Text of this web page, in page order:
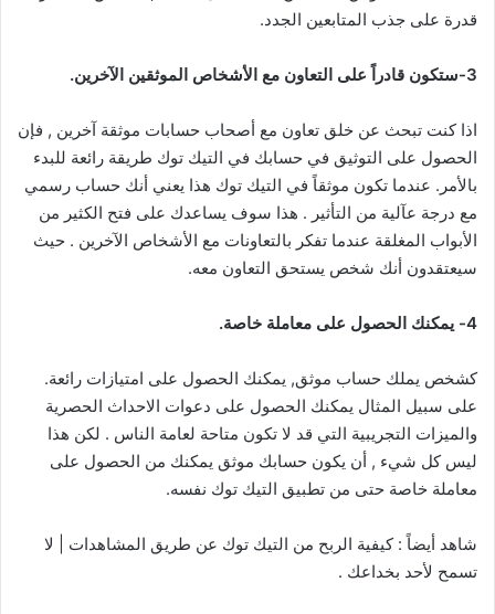
قدرة على جذب المتابعين الجدد.
3-ستكون قادراً على التعاون مع الأشخاص الموثقين الآخرين.
اذا كنت تبحث عن خلق تعاون مع أصحاب حسابات موثقة آخرين , فإن
الحصول على التوثيق في حسابك في التيك توك طريقة رائعة للبدء
بالأمر. عندما تكون موثقاً في التيك توك هذا يعني أنك حساب رسمي
مع درجة عآلية من التأثير . هذا سوف يساعدك على فتح الكثير من
الأبواب المغلقة عندما تفكر بالتعاونات مع الأشخاص الآخرين . حيث
سيعتقدون أنك شخص يستحق التعاون معه.
4- يمكنك الحصول على معاملة خاصة.
كشخص يملك حساب موثق, يمكنك الحصول على امتيازات رائعة.
على سبيل المثال يمكنك الحصول على دعوات الاحداث الحصرية
والميزات التجريبية التي قد لا تكون متاحة لعامة الناس . لكن هذا
ليس كل شيء , أن يكون حسابك موثق يمكنك من الحصول على
معاملة خاصة حتى من تطبيق التيك توك نفسه.
شاهد أيضاً : كيفية الربح من التيك توك عن طريق المشاهدات | لا
تسمح لأحد بخداعك .